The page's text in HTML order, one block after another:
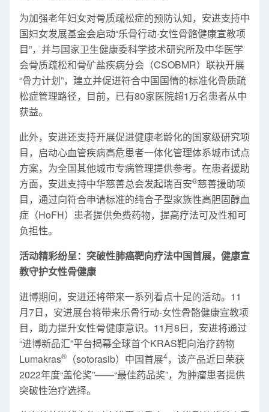
为加强老年妇女对骨质疏松症的预防认知，安进支持中
国妇女发展基金会启动“乐骨行动·女性骨骼健康宣教项
目”，并与国家卫生健康委科学技术研究所及中华医学
会骨质疏松和骨矿盐疾病分会（CSOBMR）联袂开展
“骨力计划”，建立并促进符合中国国情的标准化骨质疏
松症管理路径，目前，已有80家医院超1万名患者从中
获益。
此外，安进还支持开展促进健康老龄化的国家级研究项
目，启动心血管疾病高危患者一体化管理体系城市试点
方案，为全国其他城市专病管理提供参考。在患者援助
方面，安进支持中华慈善总会发起瑞百安®慈善援助项
目，通过向符合申请标准的纯合子型家族性高胆固醇血
症（HoFH）患者提供免费药物，提高疗法可及性和可
负担性。
活动精彩纷呈：突破性肺癌靶向疗法中国首展，健康宣
教守护女性骨健康
进博期间，安进还将带来一系列看点十足的活动。11
月7日，安进展台将带来乐骨行动-女性骨骼健康宣教项
目，助力提升女性骨健康意识。11月8日，安进将通过
“进博新品汇”平台揭幕全球首个KRAS靶向治疗药物
Lumakras® （sotorasib）中国首展4，该产品近日荣获
2022年度“盖伦奖”——“最佳药品奖”，为肿瘤患者提供
突破性治疗选择。